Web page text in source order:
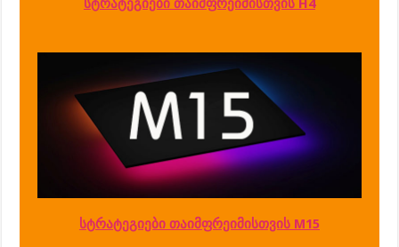
სტრატეგიები თაიმფრეიმისთვის H4
სტრატეგიები თაიმფრეიმისთვის M15